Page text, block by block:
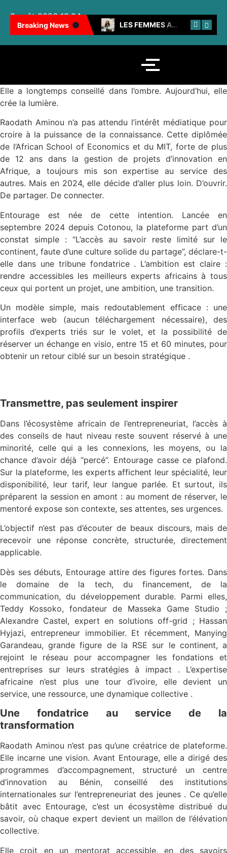
8 août 2026 18:24
Breaking News 100 FEMMES NOIRES INSPIRANTES : LES CAMEROUNAISES BRILLENT ENCORE LES FEMMES AU CŒUR DE LA SNH
Elle a longtemps conseillé dans l’ombre. Aujourd’hui, elle
crée la lumière.
Raodath Aminou n’a pas attendu l’intérêt médiatique pour
croire à la puissance de la connaissance. Cette diplômée
de l’African School of Economics et du MIT, forte de plus
de 12 ans dans la gestion de projets d’innovation en
Afrique, a toujours mis son expertise au service des
autres. Mais en 2024, elle décide d’aller plus loin. D’ouvrir.
De partager. De connecter.
Entourage est née de cette intention. Lancée en
septembre 2024 depuis Cotonou, la plateforme part d’un
constat simple : “L’accès au savoir reste limité sur le
continent, faute d’une culture solide du partage”, déclare-t-
elle dans une tribune fondatrice . L’ambition est claire :
rendre accessibles les meilleurs experts africains à tous
ceux qui portent un projet, une ambition, une transition.
Un modèle simple, mais redoutablement efficace : une
interface web (aucun téléchargement nécessaire), des
profils d’experts triés sur le volet, et la possibilité de
réserver un échange en visio, entre 15 et 60 minutes, pour
obtenir un retour ciblé sur un besoin stratégique .
Transmettre, pas seulement inspirer
Dans l’écosystème africain de l’entrepreneuriat, l’accès à
des conseils de haut niveau reste souvent réservé à une
minorité, celle qui a les connexions, les moyens, ou la
chance d’avoir déjà “percé”. Entourage casse ce plafond.
Sur la plateforme, les experts affichent leur spécialité, leur
disponibilité, leur tarif, leur langue parlée. Et surtout, ils
préparent la session en amont : au moment de réserver, le
mentoré expose son contexte, ses attentes, ses urgences.
L’objectif n’est pas d’écouter de beaux discours, mais de
recevoir une réponse concrète, structurée, directement
applicable.
Dès ses débuts, Entourage attire des figures fortes. Dans
le domaine de la tech, du financement, de la
communication, du développement durable. Parmi elles,
Teddy Kossoko, fondateur de Masseka Game Studio ;
Alexandre Castel, expert en solutions off-grid ; Hassan
Hyjazi, entrepreneur immobilier. Et récemment, Manying
Garandeau, grande figure de la RSE sur le continent, a
rejoint le réseau pour accompagner les fondations et
entreprises sur leurs stratégies à impact . L’expertise
africaine n’est plus une tour d’ivoire, elle devient un
service, une ressource, une dynamique collective .
Une fondatrice au service de la
transformation
Raodath Aminou n’est pas qu’une créatrice de plateforme.
Elle incarne une vision. Avant Entourage, elle a dirigé des
programmes d’accompagnement, structuré un centre
d’innovation au Bénin, conseillé des institutions
internationales sur l’entrepreneuriat des jeunes . Ce qu’elle
bâtit avec Entourage, c’est un écosystème distribué du
savoir, où chaque expert devient un maillon de l’élévation
collective.
Elle croit en un mentorat accessible, en des savoirs